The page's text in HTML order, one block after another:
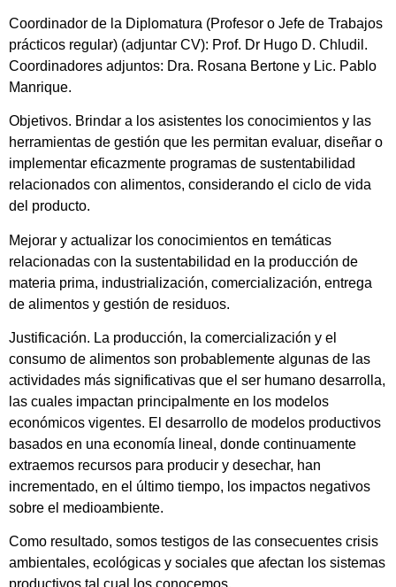
Coordinador de la Diplomatura (Profesor o Jefe de Trabajos
prácticos regular) (adjuntar CV): Prof. Dr Hugo D. Chludil.
Coordinadores adjuntos: Dra. Rosana Bertone y Lic. Pablo
Manrique.
Objetivos. Brindar a los asistentes los conocimientos y las
herramientas de gestión que les permitan evaluar, diseñar o
implementar eficazmente programas de sustentabilidad
relacionados con alimentos, considerando el ciclo de vida
del producto.
Mejorar y actualizar los conocimientos en temáticas
relacionadas con la sustentabilidad en la producción de
materia prima, industrialización, comercialización, entrega
de alimentos y gestión de residuos.
Justificación. La producción, la comercialización y el
consumo de alimentos son probablemente algunas de las
actividades más significativas que el ser humano desarrolla,
las cuales impactan principalmente en los modelos
económicos vigentes. El desarrollo de modelos productivos
basados en una economía lineal, donde continuamente
extraemos recursos para producir y desechar, han
incrementado, en el último tiempo, los impactos negativos
sobre el medioambiente.
Como resultado, somos testigos de las consecuentes crisis
ambientales, ecológicas y sociales que afectan los sistemas